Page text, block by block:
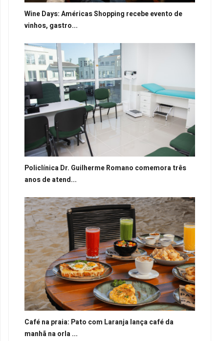
Wine Days: Américas Shopping recebe evento de
vinhos, gastro...
Policlínica Dr. Guilherme Romano comemora três
anos de atend...
Café na praia: Pato com Laranja lança café da
manhã na orla ...